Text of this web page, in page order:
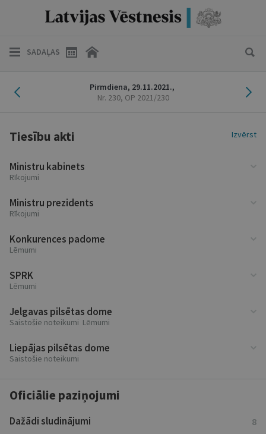
SADAĻAS
Iepriekšējais laidiensPirmdiena, 29.11.2021.,
Nr. 230, OP 2021/230
Tiesību akti Izvērst
Ministru kabinets
Rīkojumi
Ministru prezidents
Rīkojumi
Konkurences padome
Lēmumi
SPRK
Lēmumi
Jelgavas pilsētas dome
Saistošie noteikumi Lēmumi
Liepājas pilsētas dome
Saistošie noteikumi
Oficiālie paziņojumi
Dažādi sludinājumi 8